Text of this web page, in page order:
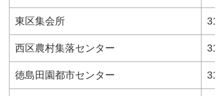
東区集会所
西区農村集落センター
徳島田園都市センター